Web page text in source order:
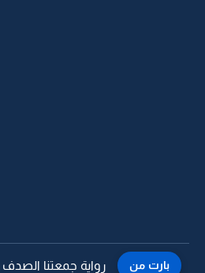
بارت من رواية جمعتنا الصدف